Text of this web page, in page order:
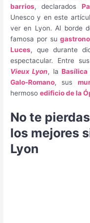
barrios, declarados
Unesco y en este
ver en Lyon. Al borde
famosa por su
Luces, que durante
espectacular. Entre
Vieux Lyon, la Basílica
Galo-Romano, sus
hermosoedificio de la
No te
los mejores
Lyon